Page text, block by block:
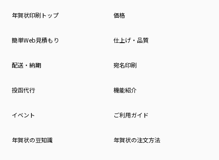
年賀状印刷トップ 価格
簡単Web見積もり 仕上げ・品質
配送・納期 宛名印刷
投函代行 機能紹介
イベント ご利用ガイド
年賀状の豆知識 年賀状の注文方法